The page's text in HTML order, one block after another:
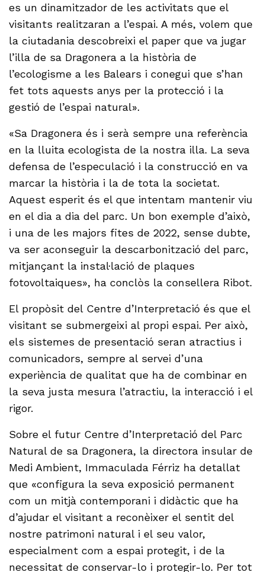
es un dinamitzador de les activitats que el
visitants realitzaran a l’espai. A més, volem que
la ciutadania descobreixi el paper que va jugar
l’illa de sa Dragonera a la història de
l’ecologisme a les Balears i conegui que s’han
fet tots aquests anys per la protecció i la
gestió de l’espai natural».
«Sa Dragonera és i serà sempre una referència
en la lluita ecologista de la nostra illa. La seva
defensa de l’especulació i la construcció en va
marcar la història i la de tota la societat.
Aquest esperit és el que intentam mantenir viu
en el dia a dia del parc. Un bon exemple d’això,
i una de les majors fites de 2022, sense dubte,
va ser aconseguir la descarbonització del parc,
mitjançant la instal·lació de plaques
fotovoltaiques», ha conclòs la consellera Ribot.
El propòsit del Centre d’Interpretació és que el
visitant se submergeixi al propi espai. Per això,
els sistemes de presentació seran atractius i
comunicadors, sempre al servei d’una
experiència de qualitat que ha de combinar en
la seva justa mesura l’atractiu, la interacció i el
rigor.
Sobre el futur Centre d’Interpretació del Parc
Natural de sa Dragonera, la directora insular de
Medi Ambient, Immaculada Férriz ha detallat
que «configura la seva exposició permanent
com un mitjà contemporani i didàctic que ha
d’ajudar el visitant a reconèixer el sentit del
nostre patrimoni natural i el seu valor,
especialment com a espai protegit, i de la
necessitat de conservar-lo i protegir-lo. Per tot